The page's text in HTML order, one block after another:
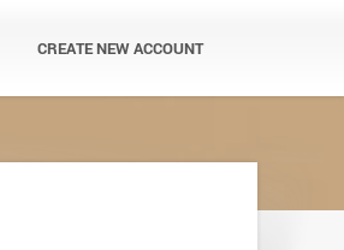
CREATE NEW ACCOUNT